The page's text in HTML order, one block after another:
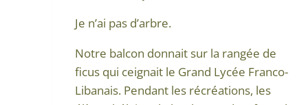
Je n’ai pas d’arbre.
Notre balcon donnait sur la rangée de
ficus qui ceignait le Grand Lycée Franco-
Libanais. Pendant les récréations, les